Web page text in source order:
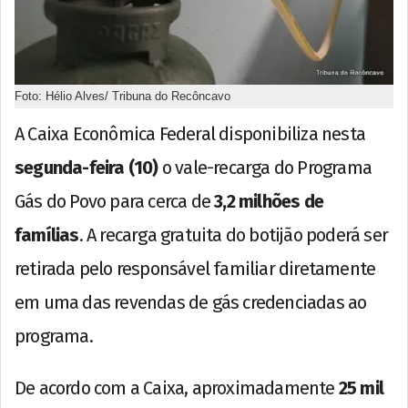
Foto: Hélio Alves/ Tribuna do Recôncavo
A Caixa Econômica Federal disponibiliza nesta
segunda-feira (10)o vale-recarga do Programa
Gás do Povo para cerca de3,2 milhões de
famílias. A recarga gratuita do botijão poderá ser
retirada pelo responsável familiar diretamente
em uma das revendas de gás credenciadas ao
programa.
De acordo com a Caixa, aproximadamente 25 mil